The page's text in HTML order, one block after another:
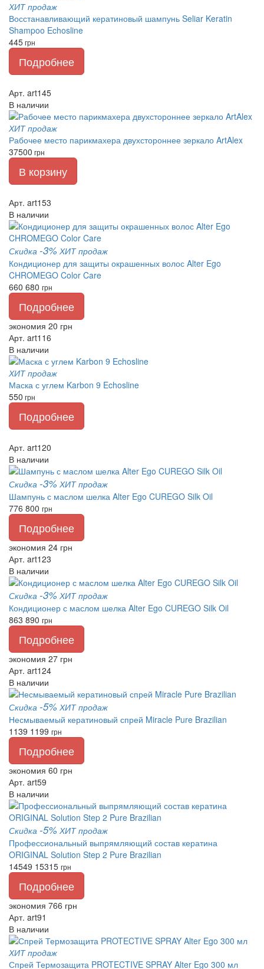
ХИТ продаж
Восстанавливающий кератиновый шампунь Seliar Keratin
Shampoo Echosline
445грн
Подробнее
Арт. art145
В наличии
ХИТ продаж
Рабочее место парикмахера двухстороннее зеркало ArtAlex
37500 грн
В корзину
Арт. art153
В наличии
Скидка -3% ХИТ продаж
Кондиционер для защиты окрашенных волос Alter Ego
CHROMEGO Color Care
660 680 грн
Подробнее
экономия 20 грн
Арт. art116
В наличии
ХИТ продаж
Маска с углем Karbon 9 Echosline
550 грн
Подробнее
Арт. art120
В наличии
Скидка -3% ХИТ продаж
Шампунь с маслом шелка Alter Ego CUREGO Silk Oil
776 800 грн
Подробнее
экономия 24 грн
Арт. art123
В наличии
Скидка -3% ХИТ продаж
Кондиционер с маслом шелка Alter Ego CUREGO Silk Oil
863 890 грн
Подробнее
экономия 27 грн
Арт. art124
В наличии
Скидка -5% ХИТ продаж
Несмываемый кератиновый спрей Miracle Pure Brazilian
1139 1199 грн
Подробнее
экономия 60 грн
Арт. art59
В наличии
Скидка -5% ХИТ продаж
Профессиональный выпрямляющий состав кератина
ORIGINAL Solution Step 2 Pure Brazilian
14549 15315 грн
Подробнее
экономия 766 грн
Арт. art91
В наличии
ХИТ продаж
Спрей Термозащита PROTECTIVE SPRAY Alter Ego 300 мл